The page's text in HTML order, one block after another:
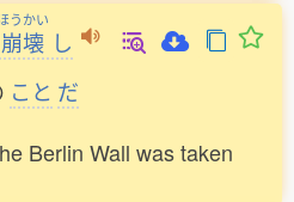
うかい
崩壊 し
こと だ
Berlin Wall was taken